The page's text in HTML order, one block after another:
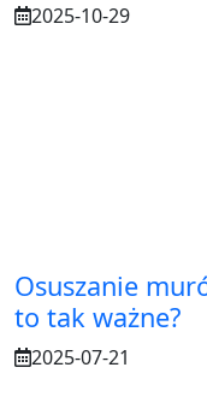
2025-10-29
Osuszanie
to tak ważne?
2025-07-21